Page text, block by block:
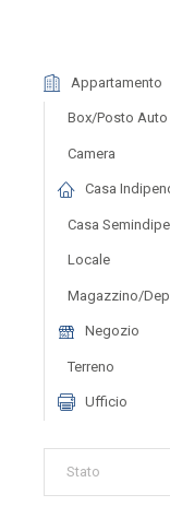
Appartamento
Box/posto Auto
Camera
Casa
Casa
Locale
Magazzino/
Negozio
Terreno
Ufficio
Stato